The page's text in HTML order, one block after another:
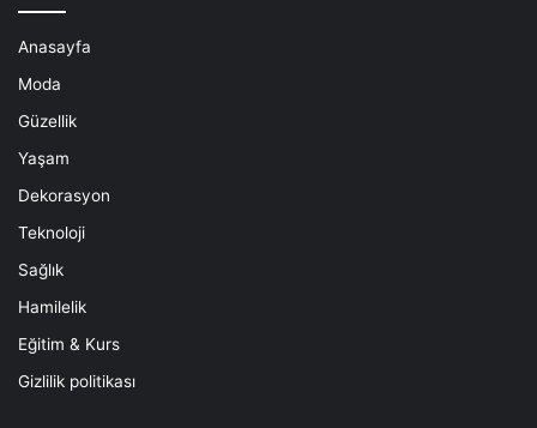
Anasayfa
Moda
Güzellik
Yaşam
Dekorasyon
Teknoloji
Sağlık
Hamilelik
Eğitim & Kurs
Gizlilik politikası